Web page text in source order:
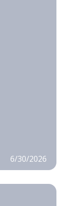
6/30/2026